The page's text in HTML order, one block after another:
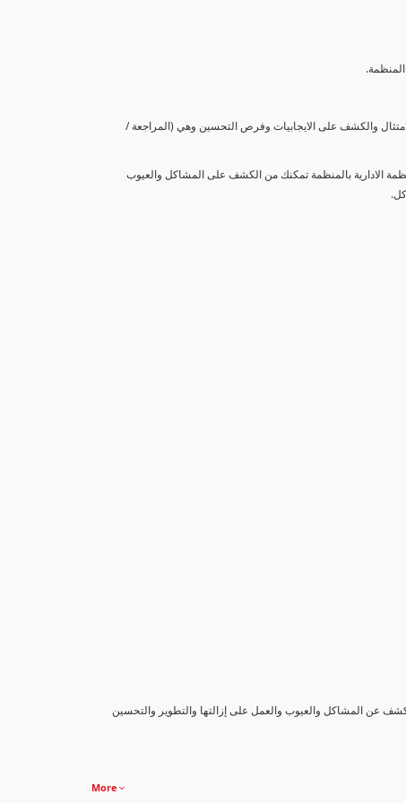
والكشف على الايجابيات وفرص التحسين وهي (المراجعة /
الادارية بالمنظمة تمكنك من الكشف على المشاكل والعيوب
عن المشاكل والعيوب والعمل على إزالتها والتطوير والتحسين
More